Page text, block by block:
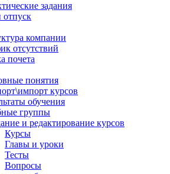
задания
отпуск
компании
отсутствий
почета
понятия
курсов
обучения
группы
и редактирование курсов
Курсы
Главы и уроки
Тесты
Вопросы